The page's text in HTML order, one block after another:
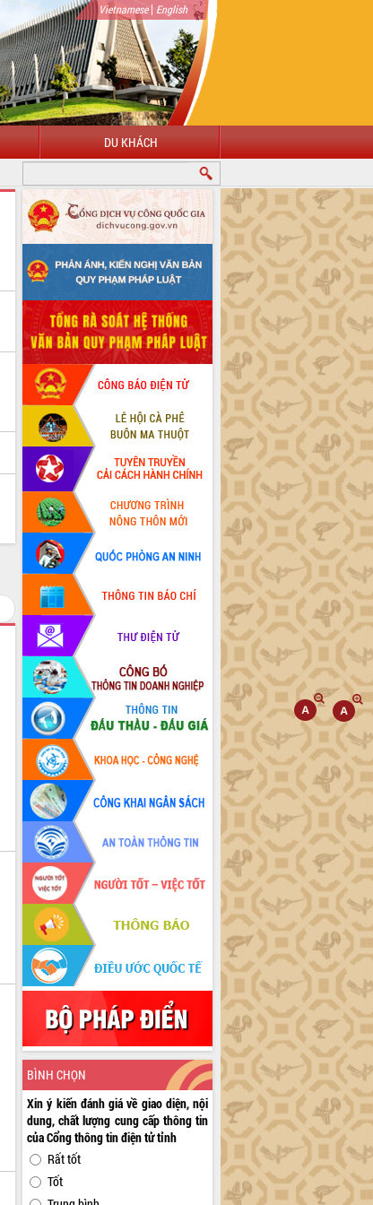
Vietnamese| English
DU KHÁCH
BÌNH CHỌN
Xin ý kiến đánh giá về giao diện, nội
dung, chất lượng cung cấp thông tin
của Cổng thông tin điện tử tỉnh
Rất tốt
Tốt